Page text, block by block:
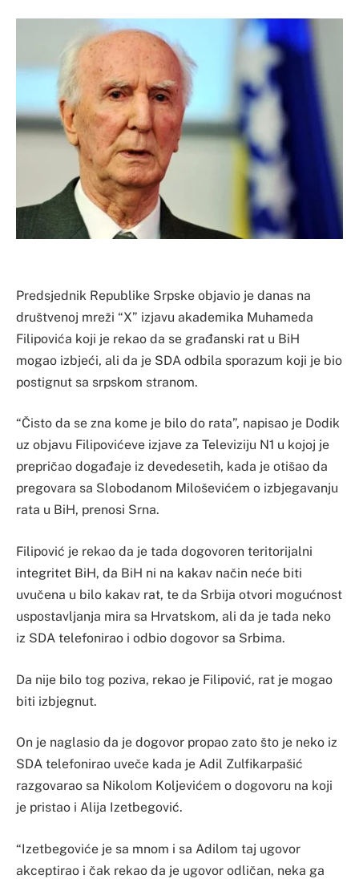
Predsjednik Republike Srpske objavio je danas na
društvenoj mreži “X” izjavu akademika Muhameda
Filipovića koji je rekao da se građanski rat u BiH
mogao izbjeći, ali da je SDA odbila sporazum koji je bio
postignut sa srpskom stranom.
“Čisto da se zna kome je bilo do rata”, napisao je Dodik
uz objavu Filipovićeve izjave za Televiziju N1 u kojoj je
prepričao događaje iz devedesetih, kada je otišao da
pregovara sa Slobodanom Miloševićem o izbjegavanju
rata u BiH, prenosi Srna.
Filipović je rekao da je tada dogovoren teritorijalni
integritet BiH, da BiH ni na kakav način neće biti
uvučena u bilo kakav rat, te da Srbija otvori mogućnost
uspostavljanja mira sa Hrvatskom, ali da je tada neko
iz SDA telefonirao i odbio dogovor sa Srbima.
Da nije bilo tog poziva, rekao je Filipović, rat je mogao
biti izbjegnut.
On je naglasio da je dogovor propao zato što je neko iz
SDA telefonirao uveče kada je Adil Zulfikarpašić
razgovarao sa Nikolom Koljevićem o dogovoru na koji
je pristao i Alija Izetbegović.
“Izetbegoviće je sa mnom i sa Adilom taj ugovor
akceptirao i čak rekao da je ugovor odličan, neka ga